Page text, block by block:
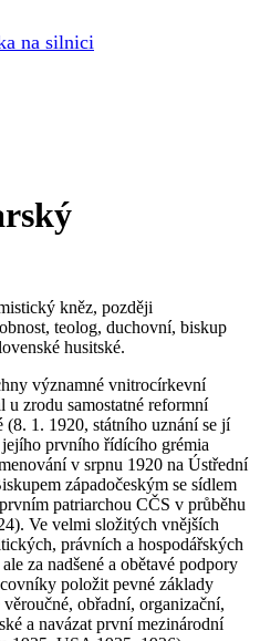
na silnici
kněz, později
teolog, duchovní, biskup
husitské.
významné vnitrocírkevní
u zrodu samostatné reformní
1. 1920, státního uznání se jí
prvního řídícího grémia
v srpnu 1920 na Ústřední
západočeským se sídlem
patriarchou CČS v průběhu
Ve velmi složitých vnějších
právních a hospodářských
za nadšené a obětavé podpory
položit pevné základy
obřadní, organizační,
a navázat první mezinárodní